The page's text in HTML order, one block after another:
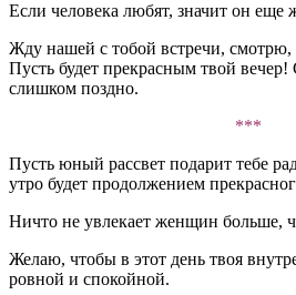
Если человека любят, значит он еще
Жду нашей с тобой встречи, смотрю,
Пусть будет прекрасным твой
слишком поздно.
***
Пусть юный рассвет подарит тебе
утро будет продолжением
Ничто не увлекает женщин больше,
Желаю, чтобы в этот день твоя
ровной и спокойной.